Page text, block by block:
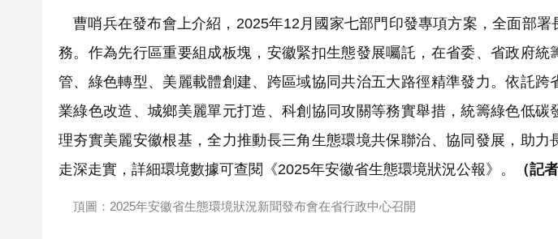
曹哨兵在發布會上介紹，2025年12月國家七部門印發專項方案，全面部署
務。作為先行區重要組成板塊，安徽緊扣生態發展囑託，在省委、省政府統
管、綠色轉型、美麗載體創建、跨區域協同共治五大路徑精準發力。依託跨
業綠色改造、城鄉美麗單元打造、科創協同攻關等務實舉措，統籌綠色低碳
理夯實美麗安徽根基，全力推動長三角生態環境共保聯治、協同發展，助力
走深走實，詳細環境數據可查閱《2025年安徽省生態環境狀況公報》。
（記
頂圖：2025年安徽省生態環境狀況新聞發布會在省行政中心召開